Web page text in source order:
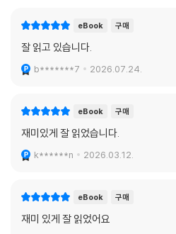
eBook 구매
잘 읽고 있습니다.
b*******7 2026.07.24.
eBook 구매
재미있게 잘 읽었습니다.
k******n 2026.03.12.
eBook 구매
재미 있게 잘 읽었어요